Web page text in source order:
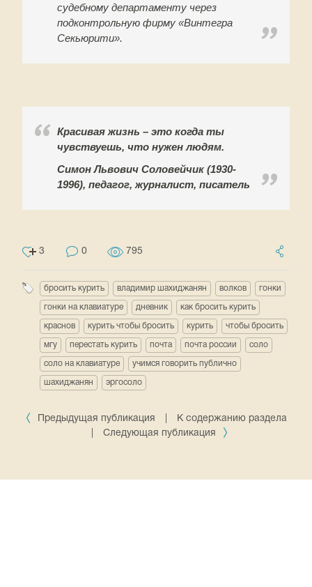
судебному департаменту через
подконтрольную фирму «Винтегра
Секьюрити».
Красивая жизнь – это когда ты
чувствуешь, что нужен людям.
Симон Львович Соловейчик (1930-
1996), педагог, журналист, писатель
3 0 795
бросить курить владимир шахиджанян волков гонки
гонки на клавиатуре дневник как бросить курить
краснов курить чтобы бросить курить чтобы бросить
мгу перестать курить почта почта россии соло
соло на клавиатуре учимся говорить публично
шахиджанян эргосоло
Предыдущая публикация
К содержанию раздела
Следующая публикация